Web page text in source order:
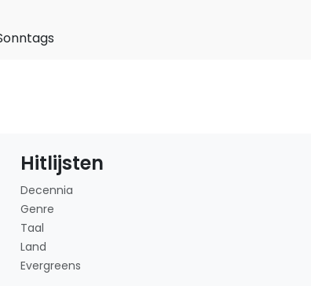
Hitlijsten
Decennia
Genre
Taal
Land
Evergreens